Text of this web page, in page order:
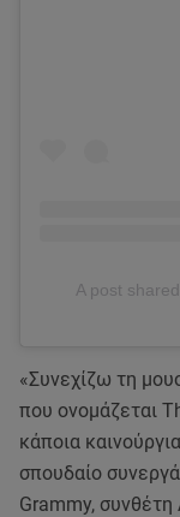
A post
«Συνεχίζω τη
που ονομάζεται
κάποια
σπουδαίο
Grammy,